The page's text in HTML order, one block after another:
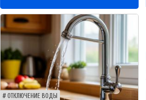
ОТКЛЮЧЕНИЕ ВОДЫ